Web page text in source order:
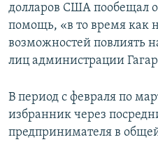
долларов США пообещал
помощь, «в то время как
возможностей повлиять
лиц администрации
В период с февраля по
избранник через
предпринимателя в